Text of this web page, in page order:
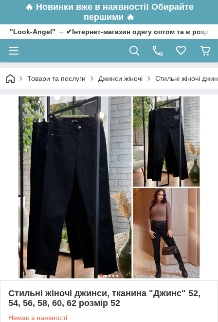
🔥 Новинки вже в наявності! Обирайте
першими 🔥
"Look-Angel" → ✔Інтернет-магазин одягу оптом та в
Товари та послуги Джинси жіночі Стильні жіночі
Стильні жіночі джинси, тканина "Джинс" 52,
54, 56, 58, 60, 62 розмір 52
Немає в наявності